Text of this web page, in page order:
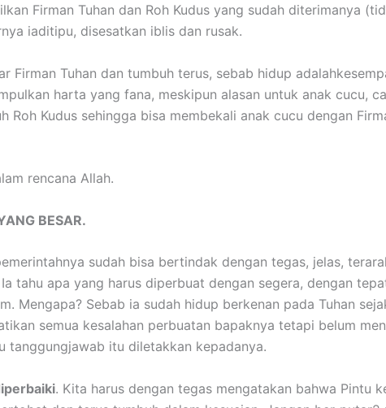
Firman Tuhan dan Roh Kudus yang sudah diterimanya
iaditipu, disesatkan iblis dan rusak.
Firman Tuhan dan tumbuh terus, sebab hidup
harta yang fana, meskipun alasan untuk anak cucu,
Roh Kudus sehingga bisa membekali anak cucu dengan
rencana Allah.
BESAR.
sudah bisa bertindak dengan tegas, jelas,
tahu apa yang harus diperbuat dengan segera, dengan
Mengapa? Sebab ia sudah hidup berkenan pada Tuhan
semua kesalahan perbuatan bapaknya tetapi belum
tanggungjawab itu diletakkan kepadanya.
. Kita harus dengan tegas mengatakan bahwa Pintu